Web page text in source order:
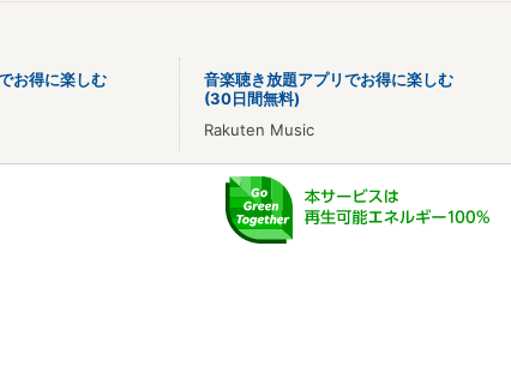
お得に楽しむ
音楽聴き放題アプリでお得に楽しむ
(30日間無料)
Rakuten Music